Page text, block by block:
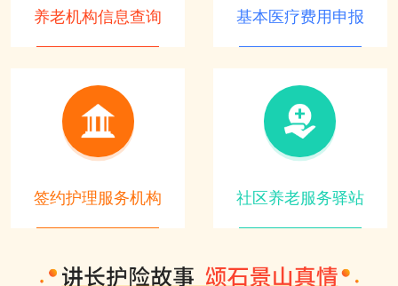
养老机构信息查询 基本医疗费用申报
签约护理服务机构 社区养老服务驿站